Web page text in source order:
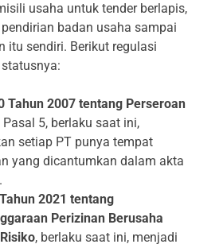
usaha untuk tender berlapis,
badan usaha sampai
itu sendiri. Berikut regulasi
Tahun 2007 tentang Perseroan
Pasal 5, berlaku saat ini,
setiap PT punya tempat
yang dicantumkan dalam akta
2021 tentang
Perizinan Berusaha
, berlaku saat ini, menjadi